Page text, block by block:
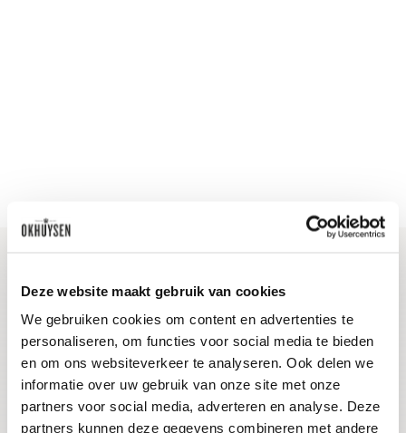
Deze website maakt gebruik van cookies
We gebruiken cookies om content en advertenties te
personaliseren, om functies voor social media te bieden
en om ons websiteverkeer te analyseren. Ook delen we
informatie over uw gebruik van onze site met onze
partners voor social media, adverteren en analyse. Deze
partners kunnen deze gegevens combineren met andere
Blijf op de hoogte
Ontvang het laatste wijnnieuws, proeverijen en
evenementen
E-mailadres